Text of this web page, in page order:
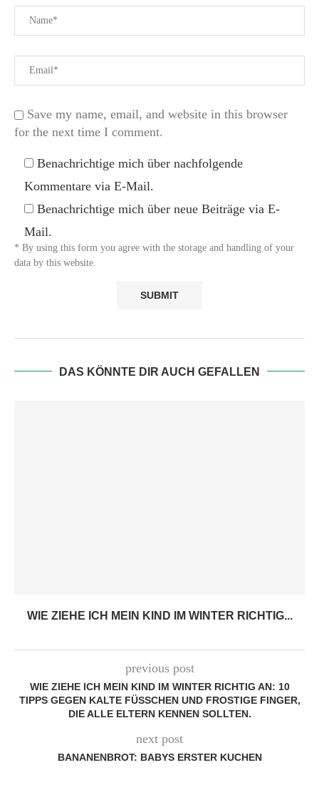
Save my name, email, and website in this browser
for the next time I comment.
Benachrichtige mich über nachfolgende
Kommentare via E-Mail.
Benachrichtige mich über neue Beiträge via E-
Mail.
* By using this form you agree with the storage and handling of your
data by this website.
DAS KÖNNTE DIR AUCH GEFALLEN
WIE ZIEHE ICH MEIN KIND IM WINTER RICHTIG...
previous post
WIE ZIEHE ICH MEIN KIND IM WINTER RICHTIG AN: 10
TIPPS GEGEN KALTE FÜSSCHEN UND FROSTIGE FINGER, D
IE ALLE ELTERN KENNEN SOLLTEN.
next post
BANANENBROT: BABYS ERSTER KUCHEN